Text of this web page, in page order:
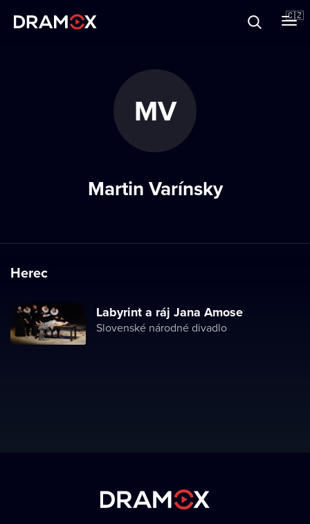
🇨🇿
MV
Martin Varínsky
Herec
Labyrint a ráj Jana Amose
Slovenské národné divadlo